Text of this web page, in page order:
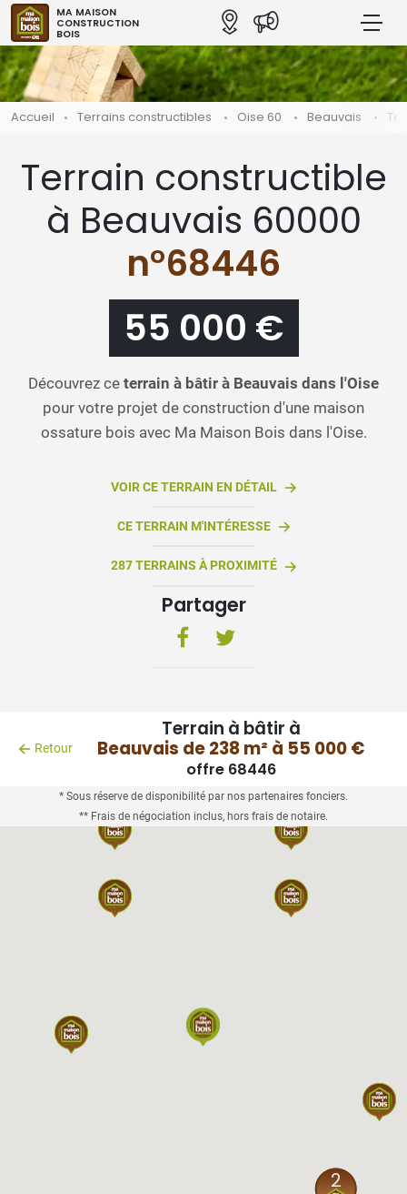
MA MAISON
CONSTRUCTION
BOIS
Accueil Terrains constructibles Oise 60 Beauvais
Terrain constructible
à Beauvais 60000
n°68446
55 000 €
Découvrez ce terrain à bâtir à Beauvais dans l'Oise
pour votre projet de construction d'une maison
ossature bois avec Ma Maison Bois dans l'Oise.
VOIR CE TERRAIN EN DÉTAIL
CE TERRAIN M'INTÉRESSE
287 TERRAINS À PROXIMITÉ
Partager
Retour
Terrain à bâtir à
Beauvais de 238 m² à 55 000 €
offre 68446
* Sous réserve de disponibilité par nos partenaires fonciers.
** Frais de négociation inclus, hors frais de notaire.
2